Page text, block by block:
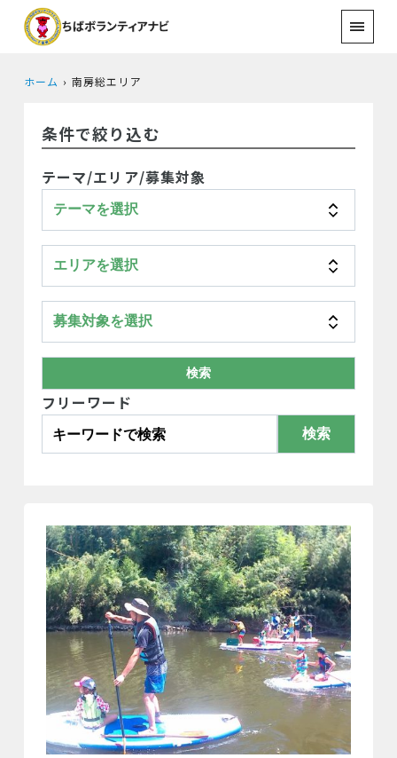
ホーム 南房総エリア
条件で絞り込む
テーマ/エリア/募集対象
フリーワード
検索